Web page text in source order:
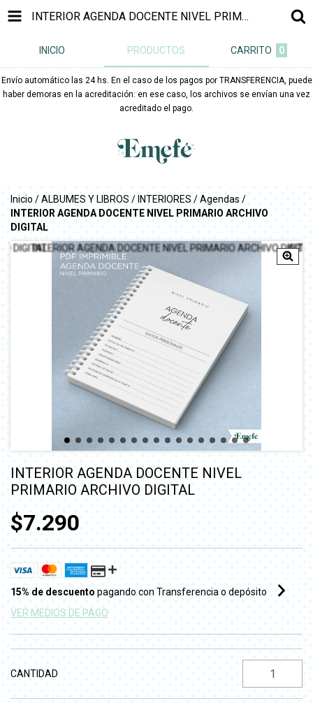
INTERIOR AGENDA DOCENTE NIVEL PRIMARIO ARCHIVO DIGITAL
INICIO PRODUCTOS CARRITO 0
Envío automático las 24 hs. En el caso de los pagos por TRANSFERENCIA, puede
haber demoras en la acreditación: en ese caso, los archivos se envían una vez
acreditado el pago.
Inicio /ALBUMES Y LIBROS / INTERIORES /Agendas /
INTERIOR AGENDA DOCENTE NIVEL PRIMARIO ARCHIVO
DIGITAL
INTERIOR AGENDA DOCENTE NIVEL
PRIMARIO ARCHIVO DIGITAL
$7.290
15% de descuento pagando con Transferencia o depósito
VER MEDIOS DE PAGO
CANTIDAD